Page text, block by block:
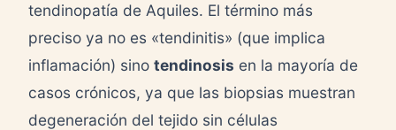
tendinopatía de Aquiles. El término más
preciso ya no es «tendinitis» (que implica
inflamación) sino tendinosis en la mayoría de
casos crónicos, ya que las biopsias muestran
degeneración del tejido sin células